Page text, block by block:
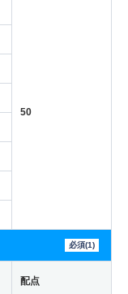
50
必須(1)
配点